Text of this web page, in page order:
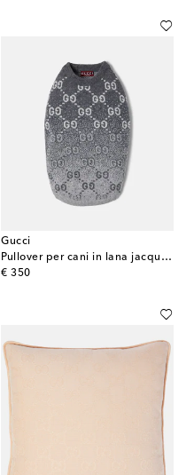
Gucci
Pullover per cani in lana jacquard
€ 350
original price